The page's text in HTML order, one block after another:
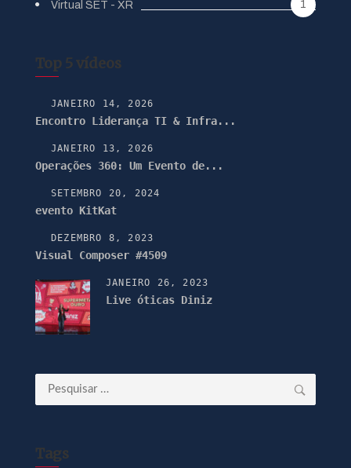
Virtual SET - XR 1
Top 5 vídeos
JANEIRO 14, 2026
Encontro Liderança TI & Infra...
JANEIRO 13, 2026
Operações 360: Um Evento de...
SETEMBRO 20, 2024
evento KitKat
DEZEMBRO 8, 2023
Visual Composer #4509
JANEIRO 26, 2023
Live óticas Diniz
Pesquisar
por:
Tags